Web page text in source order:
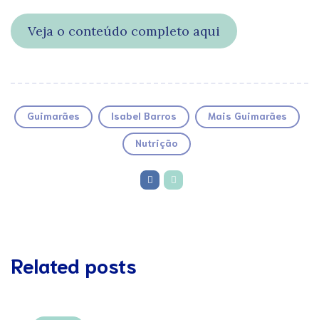
Veja o conteúdo completo aqui
Guimarães Isabel Barros Mais Guimarães
Nutrição
Related posts